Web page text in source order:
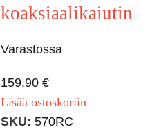
koaksiaalikaiutin
Varastossa
159,90 €
Lisää ostoskoriin
SKU: 570RC